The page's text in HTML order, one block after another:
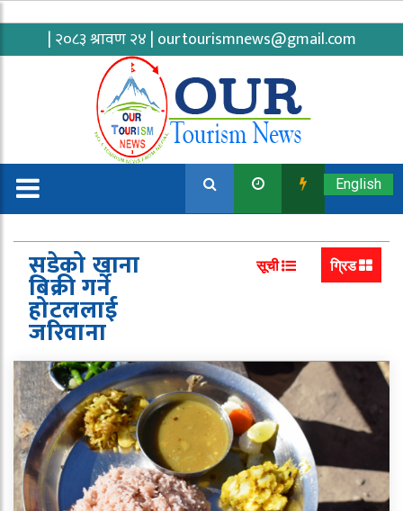
| २०८३ श्रावण २४ | ourtourismnews@gmail.com
English
सडेको खाना
बिक्री गर्ने
होटललाई
जरिवाना
सूची ग्रिड